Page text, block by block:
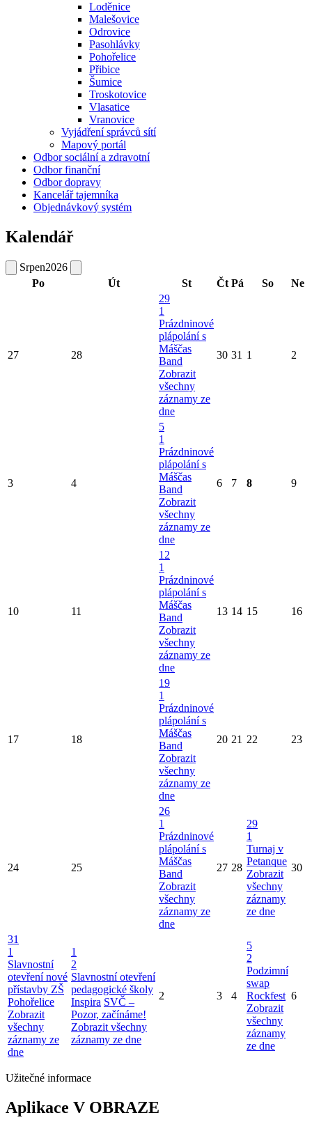
Loděnice
Malešovice
Odrovice
Pasohlávky
Pohořelice
Přibice
Šumice
Troskotovice
Vlasatice
Vranovice
Vyjádření správců sítí
Mapový portál
Odbor sociální a zdravotní
Odbor finanční
Odbor dopravy
Kancelář tajemníka
Objednávkový systém
Kalendář
Srpen2026
Po
Út St Čt Pá So Ne
27 28
29
1
Prázdninové
plápolání s
Máščas
Band
Zobrazit
všechny
záznamy ze
dne
30 31 1 2
3 4
5
1
Prázdninové
plápolání s
Máščas
Band
Zobrazit
všechny
záznamy ze
dne
6 7 8 9
10 11
12
1
Prázdninové
plápolání s
Máščas
Band
Zobrazit
všechny
záznamy ze
dne
13 14 15 16
17 18
19
1
Prázdninové
plápolání s
Máščas
Band
Zobrazit
všechny
záznamy ze
dne
20 21 22 23
24 25
26
1
Prázdninové
plápolání s
Máščas
Band
Zobrazit
všechny
záznamy ze
dne
27 28
29
1
Turnaj v
Petanque
Zobrazit
všechny
záznamy
ze dne
30
31
1
Slavnostní
otevření nové
přístavby ZŠ
Pohořelice
Zobrazit
všechny
záznamy ze
dne
1
2
Slavnostní otevření
pedagogické školy
Inspira SVČ –
Pozor, začínáme!
Zobrazit všechny
záznamy ze dne
2 3 4
5
2
Podzimní
swap
Rockfest
Zobrazit
všechny
záznamy
ze dne
6
Užitečné informace
Aplikace V OBRAZE